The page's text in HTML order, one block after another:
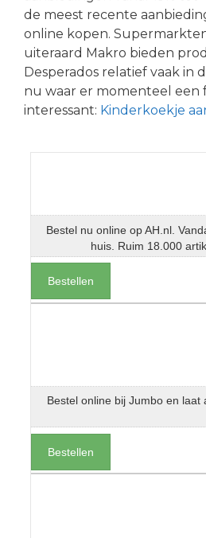
de meest recente
online kopen.
uiteraard Makro bieden
Desperados relatief vaak in
nu waar er momenteel een
interessant: Kinderkoekje
Bestel nu online op AH.nl.
huis. Ruim 18.000
Bestellen
Bestel online bij Jumbo en laat
Bestellen